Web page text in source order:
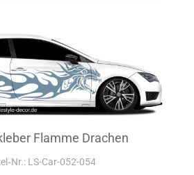
Flamme Drachen
LS-Car-052-054